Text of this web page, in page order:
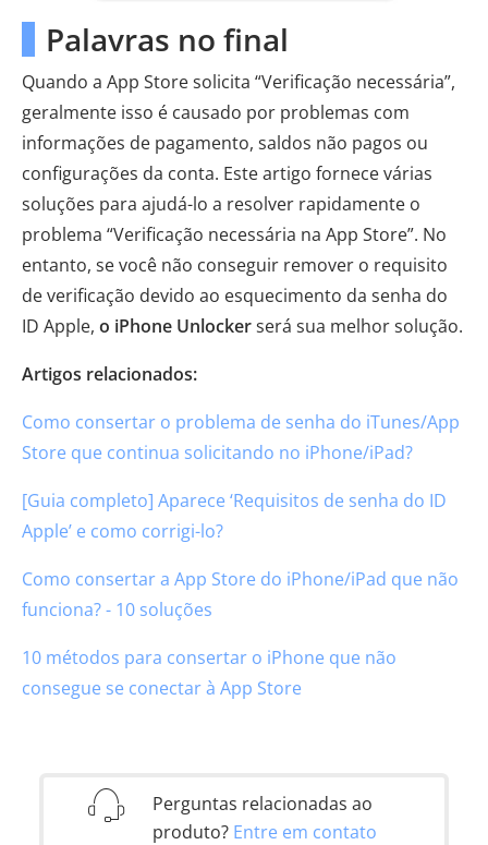
Palavras no final
Quando a App Store solicita “Verificação necessária”,
geralmente isso é causado por problemas com
informações de pagamento, saldos não pagos ou
configurações da conta. Este artigo fornece várias
soluções para ajudá-lo a resolver rapidamente o
problema “Verificação necessária na App Store”. No
entanto, se você não conseguir remover o requisito
de verificação devido ao esquecimento da senha do
ID Apple, o iPhone Unlockerserá sua melhor solução.
Artigos relacionados:
Como consertar o problema de senha do iTunes/App
Store que continua solicitando no iPhone/iPad?
[Guia completo] Aparece ‘Requisitos de senha do ID
Apple’ e como corrigi-lo?
Como consertar a App Store do iPhone/iPad que não
funciona? - 10 soluções
10 métodos para consertar o iPhone que não
consegue se conectar à App Store
Perguntas relacionadas ao
produto? Entre em contato